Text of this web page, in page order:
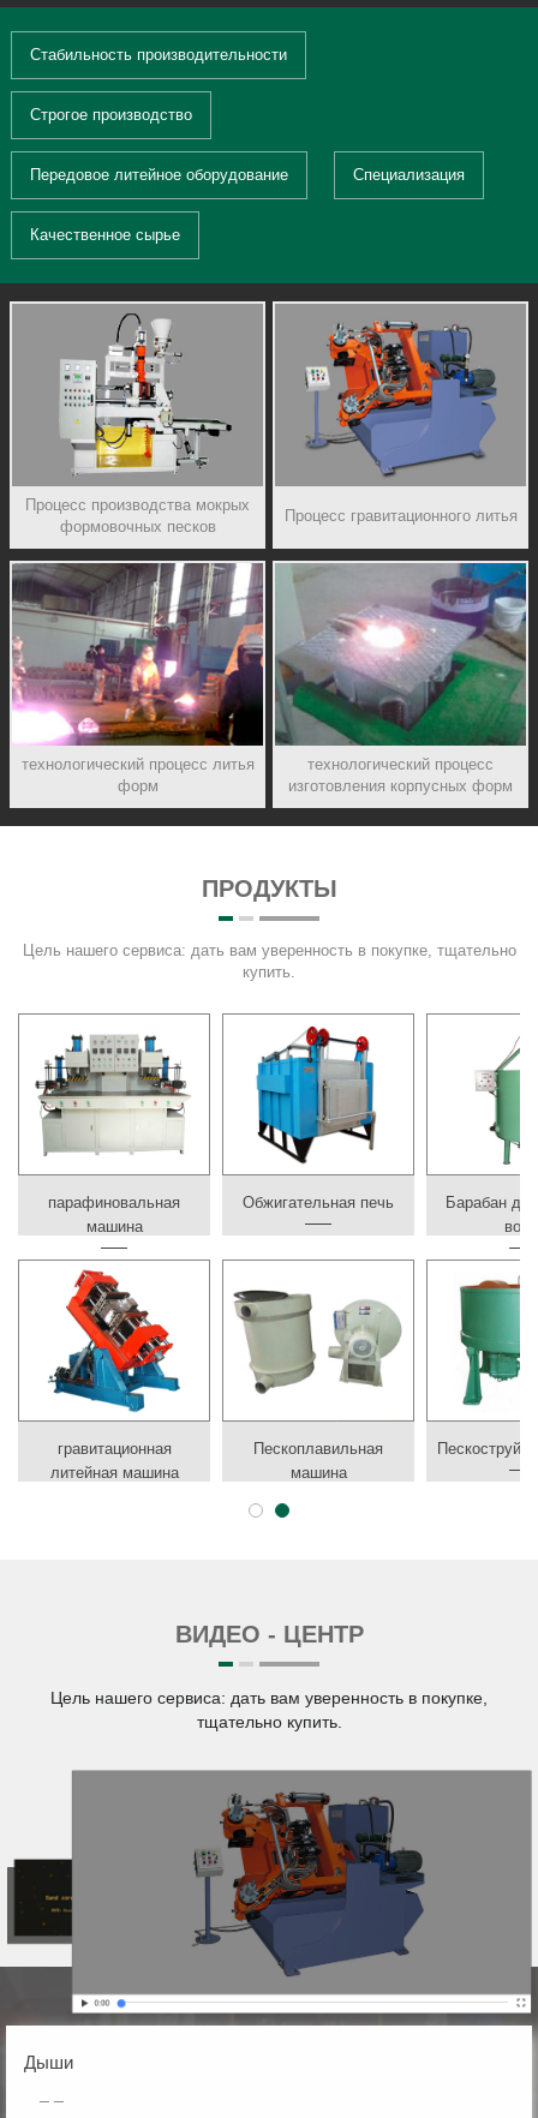
Стабильность производительности
Строгое производство
Передовое литейное оборудование Специализация
Качественное сырье
Процесс производства мокрых
формовочных песков
Процесс гравитационного литья
технологический процесс литья
форм
технологический процесс
изготовления корпусных форм
ПРОДУКТЫ
Цель нашего сервиса: дать вам уверенность в покупке, тщательно
купить.
парафиновальная
машина
гравитационная
литейная машина
Обжигательная печь
Пескоплавильная
машина
Барабан
ВИДЕО - ЦЕНТР
Цель нашего сервиса: дать вам уверенность в покупке,
тщательно купить.
Дыши